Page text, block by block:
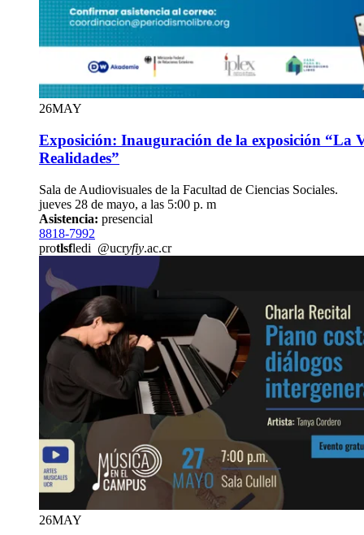
26MAY
Exposición: Inauguración de la exposición “La
Realidades”
Sala de Audiovisuales de la Facultad de Ciencias Sociales.
jueves 28 de mayo, a las 5:00 p. m
Asistencia: presencial
8818-7992
protlsfledi @ucryfiy.ac.cr
26MAY